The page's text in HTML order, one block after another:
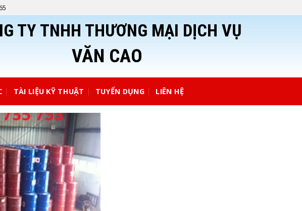
TY TNHH THƯƠNG MẠI DỊCH VỤ
VĂN CAO
TÀI LIỆU KỸ THUẬT TUYỂN DỤNG LIÊN HỆ